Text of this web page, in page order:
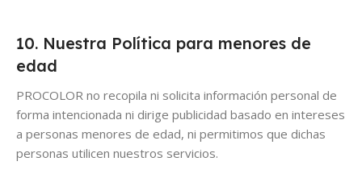
10. Nuestra Política para menores de
edad
PROCOLOR no recopila ni solicita información personal de
forma intencionada ni dirige publicidad basado en intereses
a personas menores de edad, ni permitimos que dichas
personas utilicen nuestros servicios.